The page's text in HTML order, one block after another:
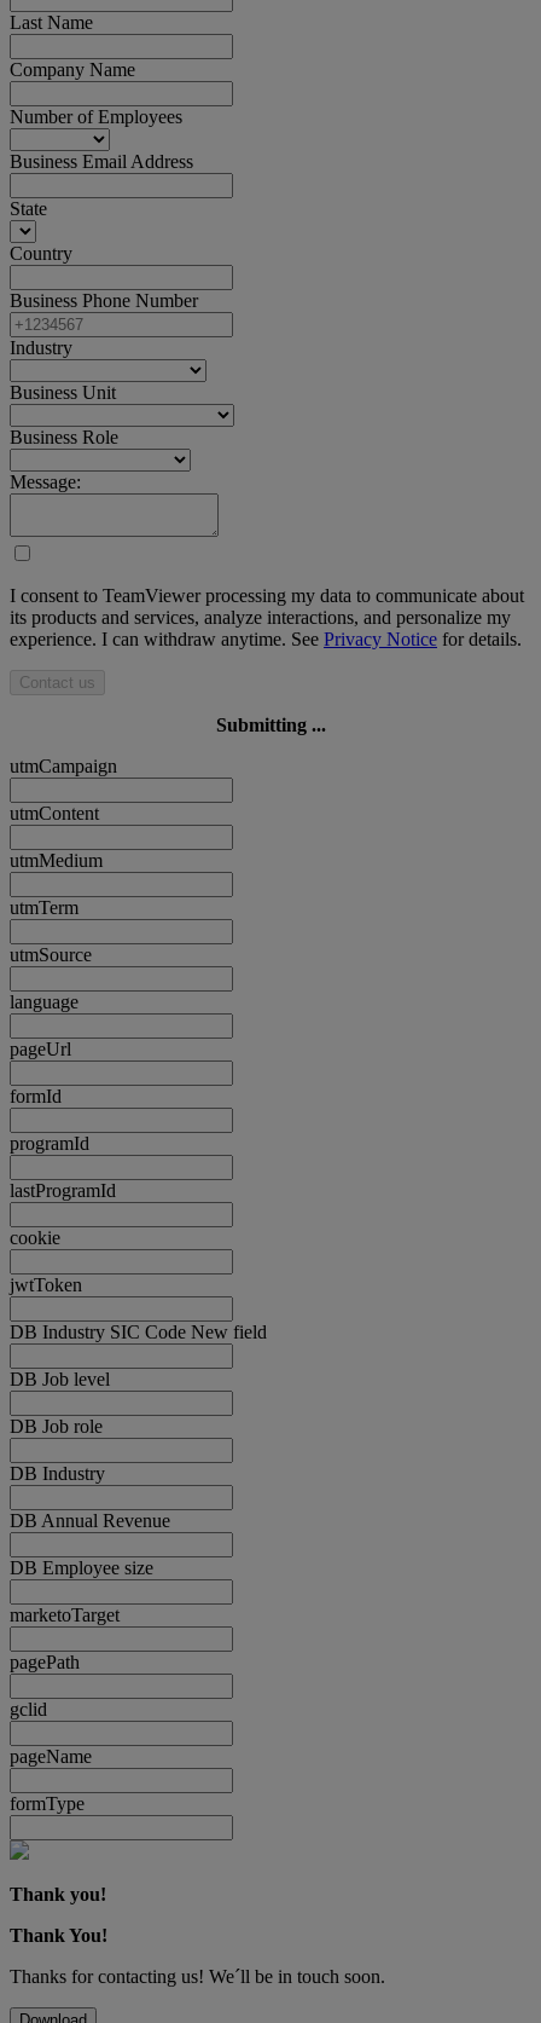
Last Name
Company Name
Number of Employees
Business Email Address
State
Country
Business Phone Number
Industry
Business Unit
Business Role
Message:
I consent to TeamViewer processing my data to communicate about
its products and services, analyze interactions, and personalize my
experience. I can withdraw anytime. See Privacy Notice for details.
Contact us
Submitting ...
utmCampaign
utmContent
utmMedium
utmTerm
utmSource
language
pageUrl
formId
programId
lastProgramId
cookie
jwtToken
DB Industry SIC Code New field
DB Job level
DB Job role
DB Industry
DB Annual Revenue
DB Employee size
marketoTarget
pagePath
gclid
pageName
formType
Thank you!
Thank You!
Thanks for contacting us! We´ll be in touch soon.